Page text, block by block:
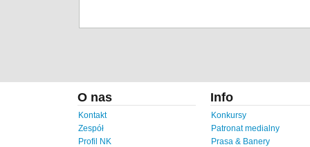
O nas
Kontakt
Zespół
Profil NK
Info
Konkursy
Patronat medialny
Prasa & Banery